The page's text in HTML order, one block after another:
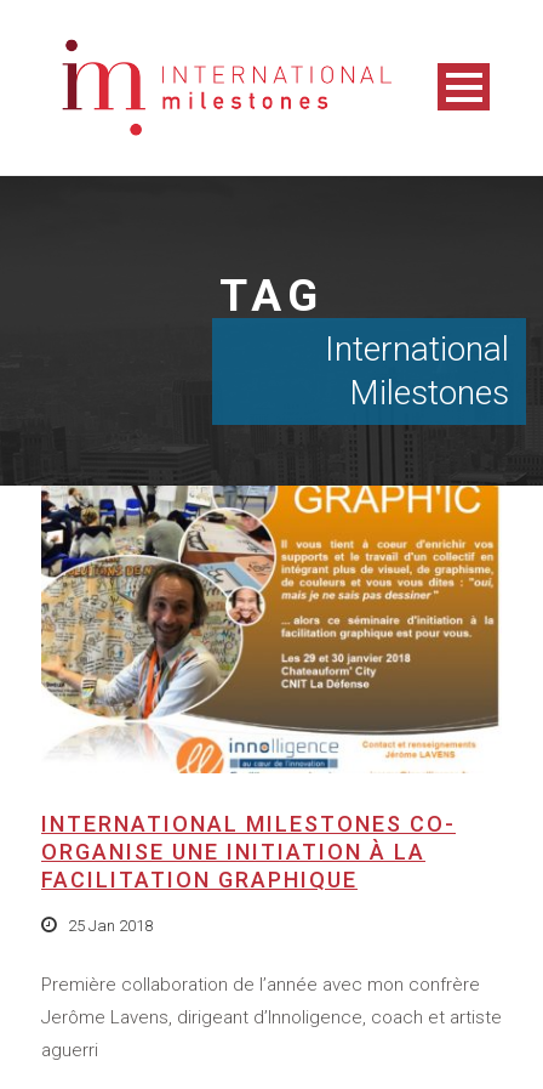
TAG
International
Milestones
INTERNATIONAL MILESTONES CO-
ORGANISE UNE INITIATION À LA
FACILITATION GRAPHIQUE
25 Jan 2018
Première collaboration de l’année avec mon confrère
Jerôme Lavens, dirigeant d’Innoligence, coach et artiste
aguerri